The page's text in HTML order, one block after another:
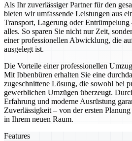
Als Ihr zuverlässiger Partner für den
bieten wir umfassende Leistungen aus
Transport, Lagerung oder
alles. So sparen Sie nicht nur Zeit,
einer professionellen Abwicklung, die
ausgelegt ist.
Die Vorteile einer professionellen
Mit Ibbenbüren erhalten Sie eine
zugeschnittene Lösung, die sowohl bei
gewerblichen Umzügen überzeugt.
Erfahrung und moderne Ausrüstung
Zuverlässigkeit – von der ersten
in Ihrem neuen Raum.
Features